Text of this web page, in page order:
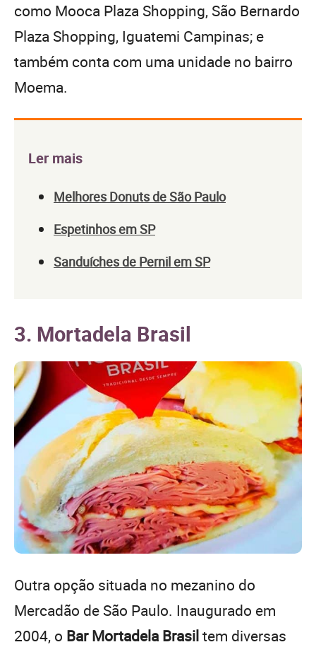
como Mooca Plaza Shopping, São Bernardo
Plaza Shopping, Iguatemi Campinas; e
também conta com uma unidade no bairro
Moema.
Ler mais
Melhores Donuts de São Paulo
Espetinhos em SP
Sanduíches de Pernil em SP
3. Mortadela Brasil
Outra opção situada no mezanino do
Mercadão de São Paulo. Inaugurado em
2004, o Bar Mortadela Brasiltem diversas